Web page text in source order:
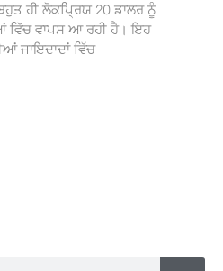
ਹੀ ਲੋਕਪ੍ਰਿਯ 20 ਡਾਲਰ ਨੂੰ
ਵਿੱਚ ਵਾਪਸ ਆ ਰਹੀ ਹੈ। ਇਹ
ਜਾਇਦਾਦਾਂ ਵਿੱਚ